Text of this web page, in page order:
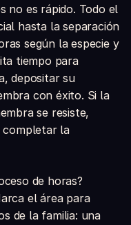
no es rápido. Todo el
hasta la separación
según la especie y
tiempo para
depositar su
con éxito. Si la
se resiste,
completar la
de horas?
el área para
de la familia: una